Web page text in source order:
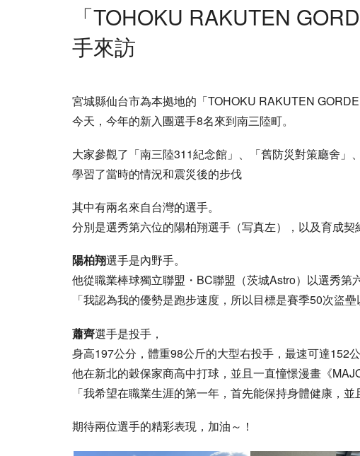
「TOHOKU RAKUTEN
手來訪
宮城縣仙台市為本拠地的「TOHOKU RAKUTEN
今天，今年的新入團選手8名來到南三陸町。
大家參觀了「南三陸311紀念館」、「舊防災對策廳舍」
學習了當時的情況和震災後的步伐
其中有兩名來自台灣的選手。
分別是選秀第六位的陽柏翔選手（写真左），以及育成契
陽柏翔選手是內野手。
他從職業棒球獨立聯盟・BC聯盟（茨城Astro）以選秀第
「我認為我的優勢是跑步速度，所以目標是賽季50次盜壘
蕭齊選手是投手，
身高197公分，體重98公斤的大型右投手，最速可達152公
他在新北的穀保家商高中打球，並且一直憧憬漫畫《
「我希望在職業生涯的第一年，首先能保持身體健康，
期待兩位選手的精彩表現，加油～！